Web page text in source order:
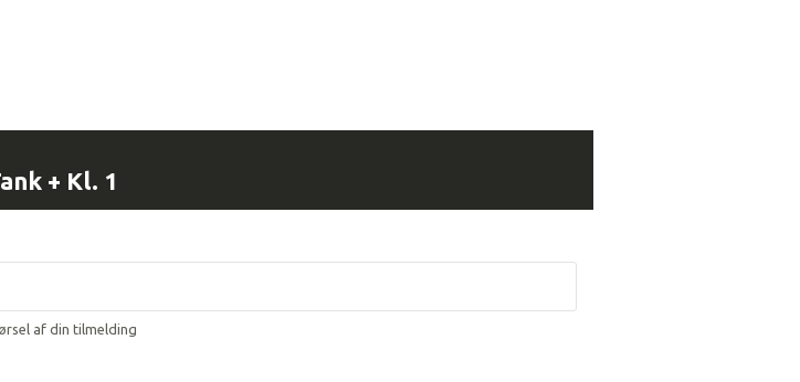
+ Kl. 1
af din tilmelding